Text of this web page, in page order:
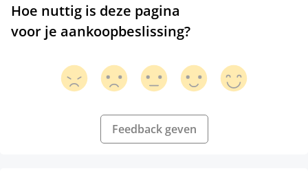
Hoe nuttig is deze pagina
voor je aankoopbeslissing?
Feedback geven